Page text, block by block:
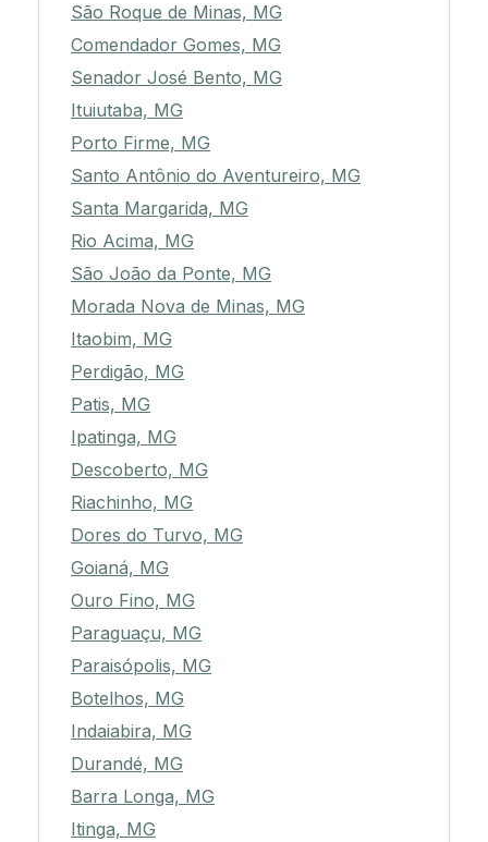
São Roque de Minas, MG
Comendador Gomes, MG
Senador José Bento, MG
Ituiutaba, MG
Porto Firme, MG
Santo Antônio do Aventureiro, MG
Santa Margarida, MG
Rio Acima, MG
São João da Ponte, MG
Morada Nova de Minas, MG
Itaobim, MG
Perdigão, MG
Patis, MG
Ipatinga, MG
Descoberto, MG
Riachinho, MG
Dores do Turvo, MG
Goianá, MG
Ouro Fino, MG
Paraguaçu, MG
Paraisópolis, MG
Botelhos, MG
Indaiabira, MG
Durandé, MG
Barra Longa, MG
Itinga, MG